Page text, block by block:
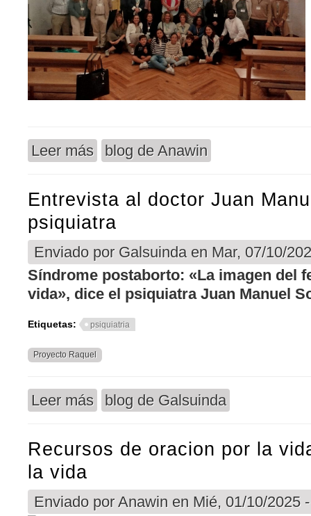
Leer más sobre Crónica del V Encuentro Nacional de Spei
blog de Anawin
Entrevista al doctor Juan
psiquiatra
Enviado por Galsuinda en Mar, 07/10/
Síndrome postaborto: «La imagen del
vida», dice el psiquiatra Juan Manuel
Etiquetas: psiquiatria
Proyecto Raquel
Leer más sobre Entrevista al doctor Juan Manuel Soria,
blog de Galsuinda
Recursos de oracion por la
la vida
Enviado porAnawin en Mié, 01/10/2025